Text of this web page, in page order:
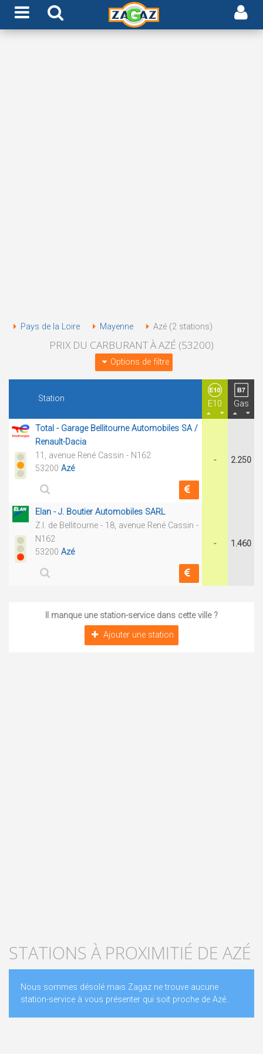
Pays de la Loire Mayenne Azé (2 stations)
PRIX DU CARBURANT À AZÉ (53200)
Options de filtre
Station
E10 Gas
Total - Garage Bellitourne Automobiles SA /
Renault-Dacia
11, avenue René Cassin - N162
53200 Azé
- 2.250
Elan - J. Boutier Automobiles SARL
Z.I. de Bellitourne - 18, avenue René Cassin -
N162
53200 Azé
- 1.460
Il manque une station-service dans cette ville ?
Ajouter une station
STATIONS À PROXIMITIÉ DE AZÉ
Nous sommes désolé mais Zagaz ne trouve aucune
station-service à vous présenter qui soit proche de Azé..